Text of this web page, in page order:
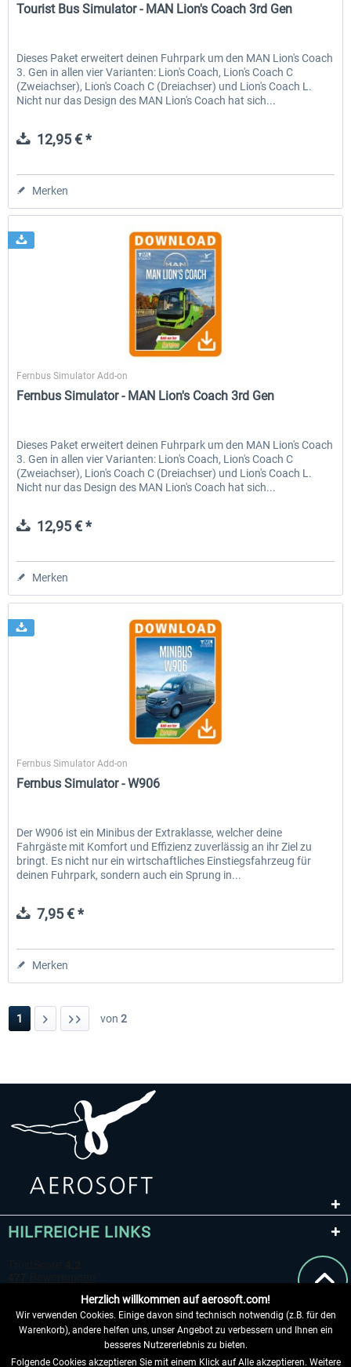
Tourist Bus Simulator - MAN Lion's Coach 3rd Gen
Dieses Paket erweitert deinen Fuhrpark um den MAN Lion's Coach
3. Gen in allen vier Varianten: Lion's Coach, Lion's Coach C
(Zweiachser), Lion's Coach C (Dreiachser) und Lion's Coach L.
Nicht nur das Design des MAN Lion's Coach hat sich...
12,95 € *
Merken
TML-Studios
Fernbus Simulator Add-on
Fernbus Simulator - MAN Lion's Coach 3rd Gen
Dieses Paket erweitert deinen Fuhrpark um den MAN Lion's Coach
3. Gen in allen vier Varianten: Lion's Coach, Lion's Coach C
(Zweiachser), Lion's Coach C (Dreiachser) und Lion's Coach L.
Nicht nur das Design des MAN Lion's Coach hat sich...
12,95 € *
Merken
TML-Studios
Fernbus Simulator Add-on
Fernbus Simulator - W906
Der W906 ist ein Minibus der Extraklasse, welcher deine
Fahrgäste mit Komfort und Effizienz zuverlässig an ihr Ziel zu
bringt. Es nicht nur ein wirtschaftliches Einstiegsfahrzeug für
deinen Fuhrpark, sondern auch ein Sprung in...
7,95 € *
Merken
1 von 2
HILFREICHE LINKS
Herzlich willkommen auf aerosoft.com!
Wir verwenden Cookies. Einige davon sind technisch notwendig (z.B. für den
Warenkorb), andere helfen uns, unser Angebot zu verbessern und Ihnen ein
besseres Nutzererlebnis zu bieten.
Folgende Cookies akzeptieren Sie mit einem Klick auf Alle akzeptieren. Weitere